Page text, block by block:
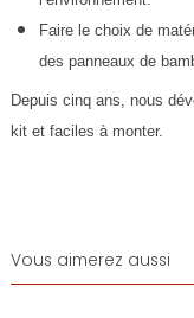
Faire le choix de
des panneaux de
Depuis cinq ans, nous
kit et faciles à monter.
Vous aimerez aussi